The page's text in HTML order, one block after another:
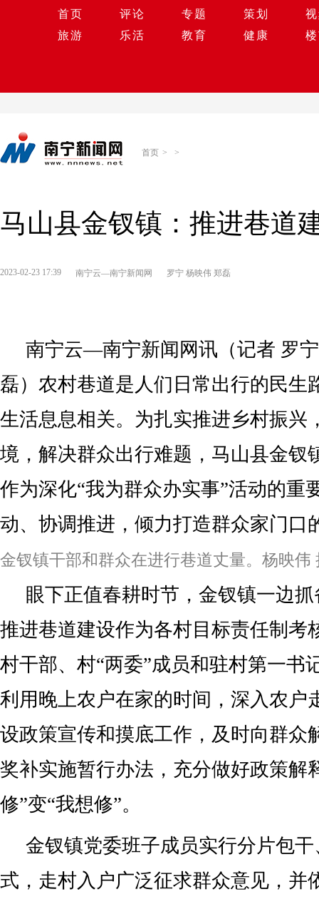
首页 评论 专题 策划
旅游
乐活 教育 健康
首页 > >
马山县金钗镇：推进巷道
2023-02-23 17:39 南宁云—南宁新闻网 罗宁 杨映伟 郑磊
南宁云—南宁新闻网讯（记者 罗
磊）农村巷道是人们日常出行的民生
生活息息相关。为扎实推进乡村振兴
境，解决群众出行难题，马山县金钗
作为深化“我为群众办实事”活动的重
动、协调推进，倾力打造群众家门口
金钗镇干部和群众在进行巷道丈量。杨映伟
眼下正值春耕时节，金钗镇一边
推进巷道建设作为各村目标责任制考
村干部、村“两委”成员和驻村第一书
利用晚上农户在家的时间，深入农户
设政策宣传和摸底工作，及时向群众
奖补实施暂行办法，充分做好政策解
修”变“我想修”。
金钗镇党委班子成员实行分片包
式，走村入户广泛征求群众意见，并